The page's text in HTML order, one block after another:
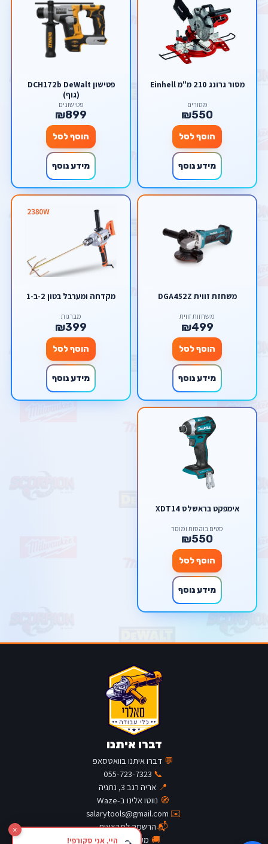
מסור גרונג 210 מ"מ Einhell
מסורים
₪550
הוסף לסל
מידע נוסף
פטישון DCH172b DeWalt
(גוף)
פטישונים
₪899
הוסף לסל
מידע נוסף
משחזת זווית DGA452Z
משחזות זווית
₪499
הוסף לסל
מידע נוסף
מקדחה ומערבל בטון 2-ב-1
מברגות
₪399
הוסף לסל
מידע נוסף
אימפקט בראשלס XDT14
סטים בוקסות ומוסך
₪550
הוסף לסל
מידע נוסף
דברו איתנו
💬 דברו איתנו בוואטסאפ
📞
055-723-7323
📍 אריה רגב 3, נתניה
🧭 נווטו אלינו ב-Waze
✉️
salarytools@gmail.com
📬הרשמה למבצעים
🚚 מעקב משלוח
×
היי, אני סקורפי!